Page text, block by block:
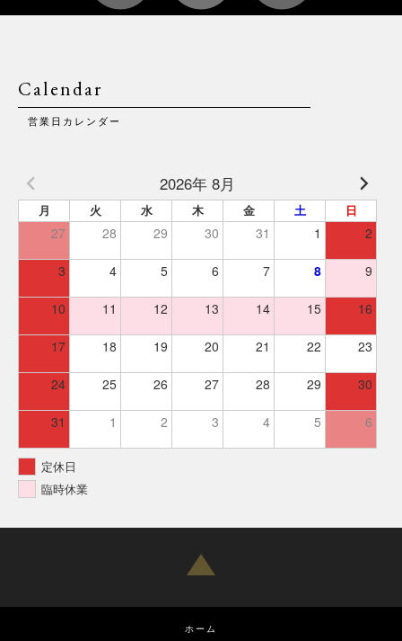
Calendar
営業日カレンダー
2026年 8月
月 火 水 木 金 土 日
27 28 29 30 31 1 2
3 4 5 6 7 8 9
10 11 12 13 14 15 16
17 18 19 20 21 22 23
24 25 26 27 28 29 30
31 1 2 3 4 5 6
定休日
臨時休業
ホーム